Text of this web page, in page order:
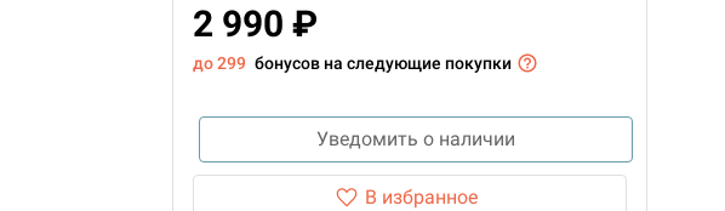
2 990 ₽
до 299 бонусов на следующие покупки
Уведомить о наличии
В избранное